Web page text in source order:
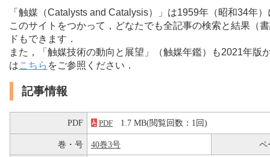
「触媒（Catalysts and Catalysis）」は1959年（昭和34年
このサイトをつかって，どなたでも全記事の検索と結果（
ドもできます．
また，「触媒技術の動向と展望」（触媒年鑑）も2021年
はこちら をご参照ください．
記事情報
PDF PDF 1.7 MB(閲覧回数：1回)
巻・号 40巻3号 ペ